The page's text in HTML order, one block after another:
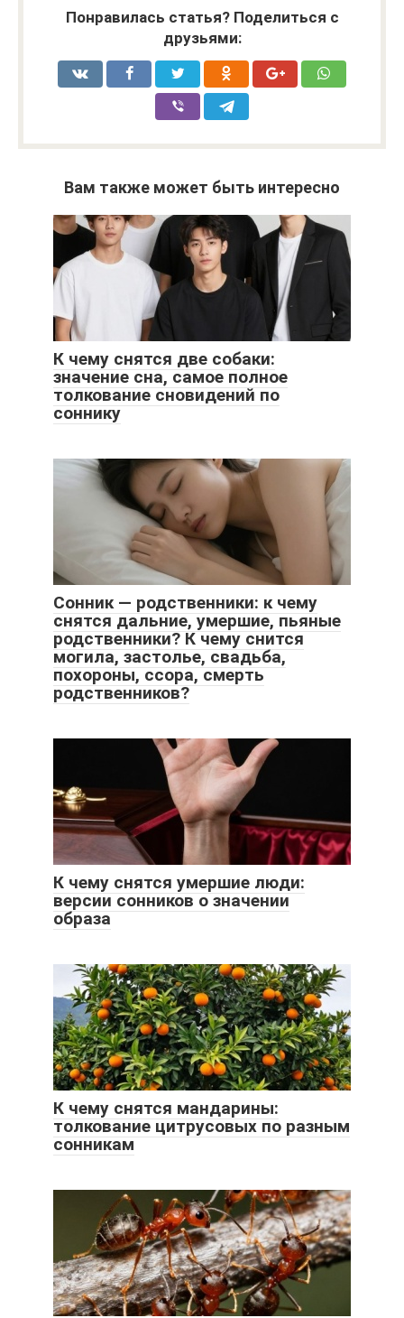
Понравилась статья? Поделиться с
друзьями:
Вам также может быть интересно
К чему снятся две собаки:
значение сна, самое полное
толкование сновидений по
соннику
Сонник — родственники: к чему
снятся дальние, умершие, пьяные
родственники? К чему снится
могила, застолье, свадьба,
похороны, ссора, смерть
родственников?
К чему снятся умершие люди:
версии сонников о значении
образа
К чему снятся мандарины:
толкование цитрусовых по разным
сонникам